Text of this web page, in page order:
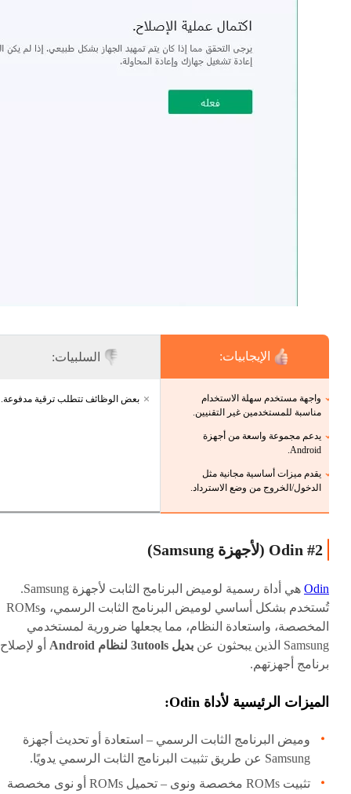
الإيجابيات:
واجهة مستخدم سهلة الاستخدام
مناسبة للمستخدمين غير التقنيين.
يدعم مجموعة واسعة من أجهزة
Android.
يقدم ميزات أساسية مجانية مثل
الدخول/الخروج من وضع الاسترداد.
السلبيات:
بعض الوظائف تتطلب ترقية مدفوعة.
#2 Odin (لأجهزة Samsung)
Odin
هي أداة رسمية لوميض البرنامج الثابت لأجهزة Samsung.
تُستخدم بشكل أساسي لوميض البرنامج الثابت الرسمي، وROMs
المخصصة، واستعادة النظام، مما يجعلها ضرورية لمستخدمي
Samsung الذين يبحثون عن
بديل 3utools لنظام Android
أو لإصلاح
برنامج أجهزتهم.
الميزات الرئيسية لأداة Odin:
وميض البرنامج الثابت الرسمي – استعادة أو تحديث أجهزة
Samsung عن طريق تثبيت البرنامج الثابت الرسمي يدويًا.
تثبيت ROMs مخصصة ونوى – تحميل ROMs أو نوى مخصصة